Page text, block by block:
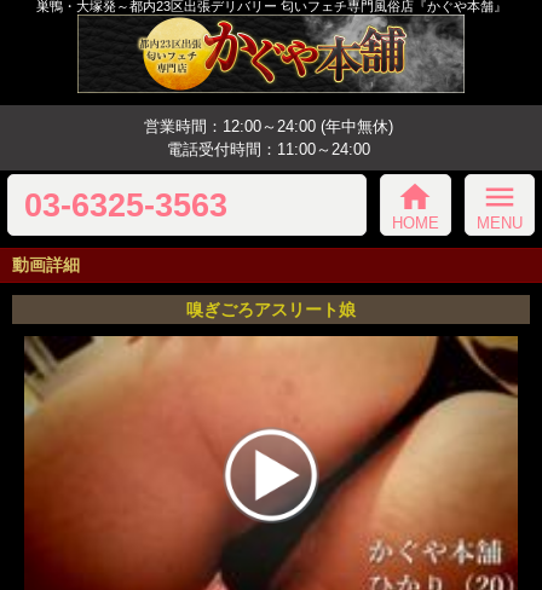
巣鴨・大塚発～都内23区出張デリバリー 匂いフェチ専門風俗店『かぐや本舗』
営業時間：12:00～24:00 (年中無休)
電話受付時間：11:00～24:00
03-6325-3563 home
HOME
menu
MENU
動画詳細
嗅ぎごろアスリート娘